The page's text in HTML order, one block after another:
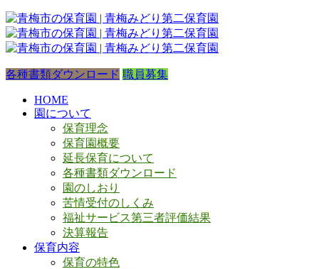
各種書類ダウンロード 職員募集
HOME
園について
保育理念
保育園概要
延長保育について
各種書類ダウンロード
園のしおり
苦情受付のしくみ
福祉サービス第三者評価結果
決算報告
保育内容
保育の特色